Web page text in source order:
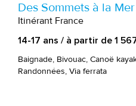
Des Sommets à la Mer
Itinérant France
14-17 ans / à partir de 1
Baignade, Bivouac, Canoë
Randonnées, Via ferrata